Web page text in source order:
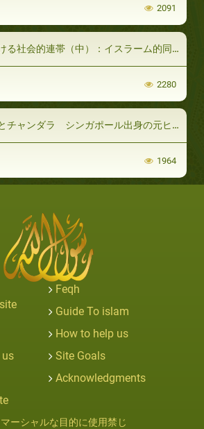
2091
社会的連帯（中）：イスラーム的同胞愛
2280
ンダラ シンガポール出身の元ヒンズー教徒（中）
1964
Feqh
Guide To islam
How to help us
Site Goals
Acknowledgments
ーシャルな目的に使用禁じ